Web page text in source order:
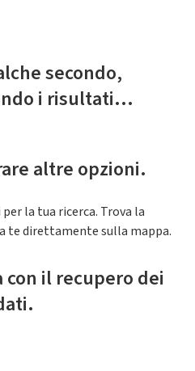
secondo,
i risultati...
altre opzioni.
la tua ricerca. Trova la
te direttamente sulla mappa.
il recupero dei